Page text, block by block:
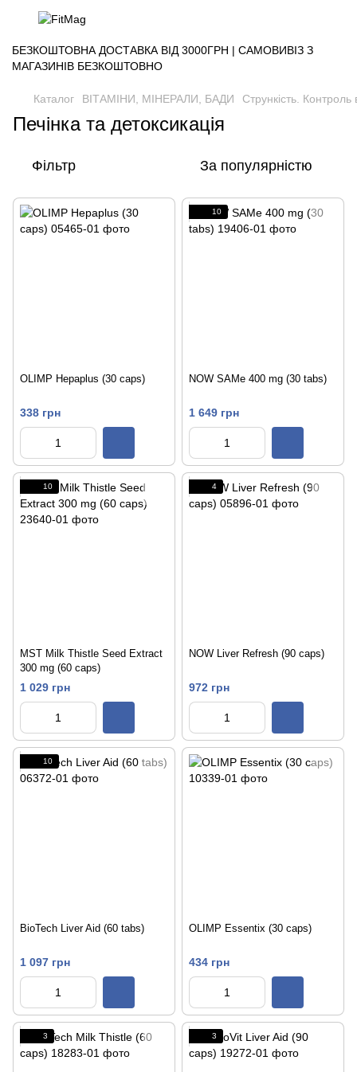
БЕЗКОШТОВНА ДОСТАВКА ВІД 3000ГРН | САМОВИВІЗ З
МАГАЗИНІВ БЕЗКОШТОВНО
Каталог ВІТАМІНИ, МІНЕРАЛИ, БАДИ Стрункість. Контроль
Печінка та детоксикація
Фільтр За популярністю
OLIMP Hepaplus (30 caps)
338 грн
10
NOW SAMe 400 mg (30 tabs)
1 649 грн
10
MST Milk Thistle Seed Extract
300 mg (60 caps)
1 029 грн
4
NOW Liver Refresh (90 caps)
972 грн
10
BioTech Liver Aid (60 tabs)
1 097 грн
OLIMP Essentix (30 caps)
434 грн
3 3